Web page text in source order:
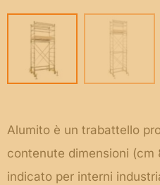
Alumito è un trabattello
contenute dimensioni
indicato per interni